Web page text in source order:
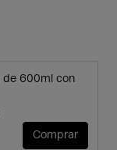
de 600ml con
Comprar